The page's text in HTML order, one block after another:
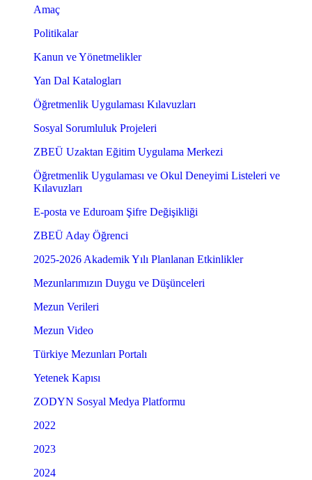
Amaç
Politikalar
Kanun ve Yönetmelikler
Yan Dal Katalogları
Öğretmenlik Uygulaması Kılavuzları
Sosyal Sorumluluk Projeleri
ZBEÜ Uzaktan Eğitim Uygulama Merkezi
Öğretmenlik Uygulaması ve Okul Deneyimi Listeleri ve
Kılavuzları
E-posta ve Eduroam Şifre Değişikliği
ZBEÜ Aday Öğrenci
2025-2026 Akademik Yılı Planlanan Etkinlikler
Mezunlarımızın Duygu ve Düşünceleri
Mezun Verileri
Mezun Video
Türkiye Mezunları Portalı
Yetenek Kapısı
ZODYN Sosyal Medya Platformu
2022
2023
2024